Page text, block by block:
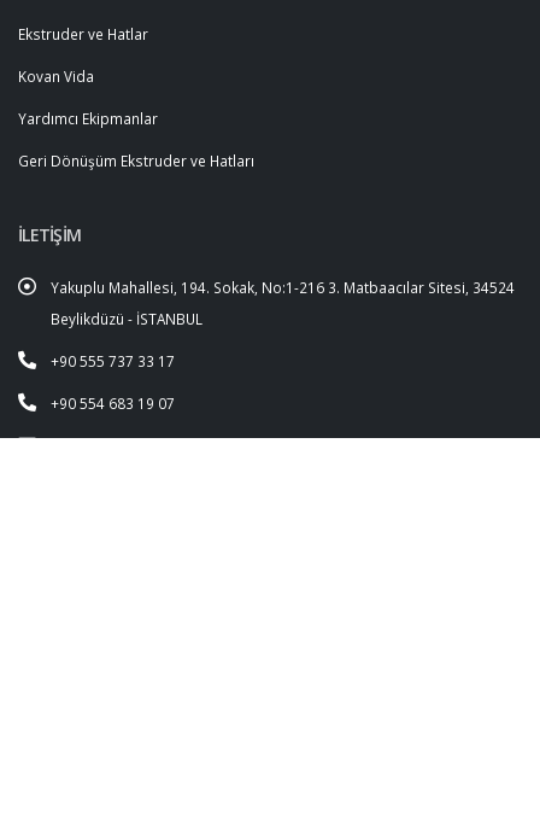
Ekstruder ve Hatlar
Kovan Vida
Yardımcı Ekipmanlar
Geri Dönüşüm Ekstruder ve Hatları
İLETİŞİM
Yakuplu Mahallesi, 194. Sokak, No:1-216 3. Matbaacılar Sitesi, 34524
Beylikdüzü - İSTANBUL
+90 555 737 33 17
+90 554 683 19 07